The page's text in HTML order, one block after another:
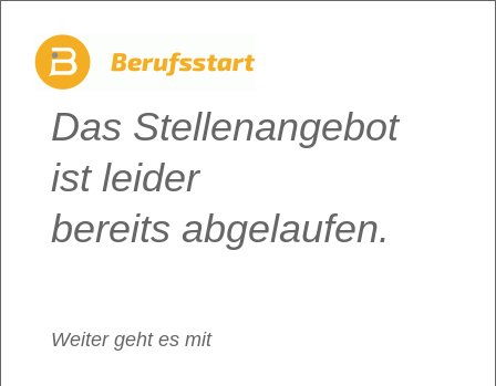
Das Stellenangebot
ist leider
bereits abgelaufen.
Weiter geht es mit